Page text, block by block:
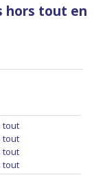
hors tout en
tout
tout
tout
tout